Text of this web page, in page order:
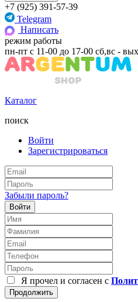
+7 (925) 391-57-39
Telegram
Написать
режим работы
пн-пт с 11-00 до 17-00 сб,вс -
Каталог
поиск
Войти
Зарегистрироваться
Забыли пароль?
Войти
Я прочел и согласен с
Продолжить